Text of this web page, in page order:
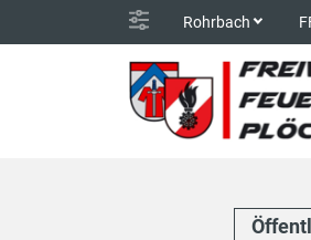
Rohrbach